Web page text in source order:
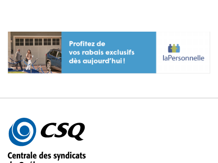
Autres
informations